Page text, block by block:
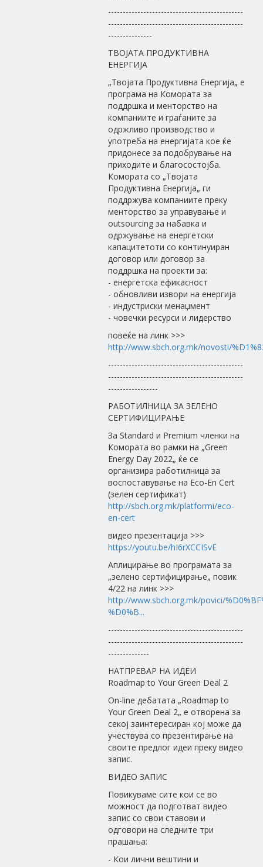
----------------------------------------------
----------------------------------------------
---------------
ТВОЈАТА ПРОДУКТИВНА
ЕНЕРГИЈА
„Твојата Продуктивна Енергија„ е
програма на Комората за
поддршка и менторство на
компаниите и граѓаните за
одржливо производство и
употреба на енергијата кое ќе
придонесе за подобрување на
приходите и благосостојба.
Комората со „Твојата
Продуктивна Енергија„ ги
поддржува компаниите преку
менторство за управување и
outsourcing за набавка и
одржување на енергетски
капацитетоти со континуиран
договор или договор за
поддршка на проекти за:
- енергетска ефикасност
- обновливи извори на енергија
- индустриски менаџмент
- човечки ресурси и лидерство
повеќе на линк >>>
http://www.sbch.org.mk/novosti/
----------------------------------------------
----------------------------------------------
-----------------
РАБОТИЛНИЦА ЗА ЗЕЛЕНО
СЕРТИФИЦИРАЊЕ
За Standard и Premium членки на
Комората во рамки на „Green
Energy Day 2022„ ќе се
организира работилница за
воспоставување на Eco-En Cert
(зелен сертификат)
http://sbch.org.mk/platformi/eco-
en-cert
видео презентација >>>
https://youtu.be/hI6rXCCISvE
Аплицирање во програмата за
„зелено сертифицирање„ повик
4/22 на линк >>>
http://www.sbch.org.mk/povici/
%D0%B...
----------------------------------------------
----------------------------------------------
--------------
НАТПРЕВАР НА ИДЕИ
Roadmap to Your Green Deal 2
On-line дебатата „Roadmap to
Your Green Deal 2„ е отворена за
секој заинтересиран кој може да
учествува со презентирање на
своите предлог идеи преку видео
запис.
ВИДЕО ЗАПИС
Повикуваме сите кои се во
можност да подготват видео
запис со свои ставови и
одговори на следните три
прашања:
- Кои лични вештини и